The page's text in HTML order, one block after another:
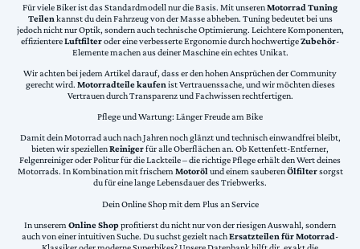
Für viele Biker ist das Standardmodell nur die Basis. Mit unserenMotorrad Tuning
Teilen kannst du dein Fahrzeug von der Masse abheben. Tuning bedeutet bei uns
jedoch nicht nur Optik, sondern auch technische Optimierung. Leichtere Komponenten,
effizientereLuftfilteroder eine verbesserte Ergonomie durch hochwertigeZubehör-
Elemente machen aus deiner Maschine ein echtes Unikat.
Wir achten bei jedem Artikel darauf, dass er den hohen Ansprüchen der Community
gerecht wird. Motorradteile kaufen ist Vertrauenssache, und wir möchten dieses
Vertrauen durch Transparenz und Fachwissen rechtfertigen.
Pflege und Wartung: Länger Freude am Bike
Damit dein Motorrad auch nach Jahren noch glänzt und technisch einwandfrei bleibt,
bieten wir speziellenReinigerfür alle Oberflächen an. Ob Kettenfett-Entferner,
Felgenreiniger oder Politur für die Lackteile – die richtige Pflege erhält den Wert deines
Motorrads. In Kombination mit frischemMotorölund einem sauberenÖlfiltersorgst
du für eine lange Lebensdauer des Triebwerks.
Dein Online Shop mit dem Plus an Service
In unserem Online Shopprofitierst du nicht nur von der riesigen Auswahl, sondern
auch von einer intuitiven Suche. Du suchst gezielt nachErsatzteilen für Motorrad-